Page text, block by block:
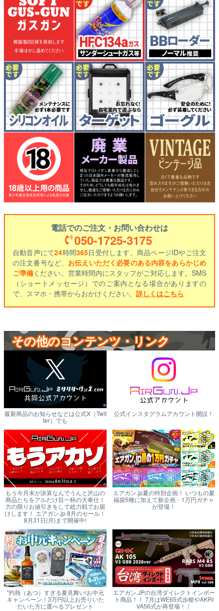
電話でのご注文・お問い合わせは
050-1725-3175
自動音声にて24時間365日受付します。商品ページIDやご注文
の注文番号など、 お伝えいただく必要のある内容をあらかじめ
ご準備ください。営業時間内にスタッフがご対応します。SMS
（ショートメッセージ）でのご案内となる場合がありますの
で、スマホ・携帯からおかけください。 詳しくはこちら
その他のコンテンツ・リンク
最新商品のお知らせなどは公式X（Twit
ter）でも
公式インスタグラムアカウント開設！
もう今月末が決算なんでうんと沢山の
商品たちをアルだけ目一杯の大奉仕！
力の限りお値引きをして総力戦でお届
けします！ エアガン.jp 8月のセール！
8月31日(月)まで開催中!
エアガン.jp夏の特別企画！ いつもの夏
福袋5種に加えて新企画・1万円ガチャ
が登場！
"灼熱（あつ）すぎる夏見舞い!お中元
キャンペーン！3万円以上お売りいた
だいた方に選べるプレゼント
エアガン.JPの台湾ダイレクトインポー
ト商品！！ 7月はWE65式歩槍やAKRI
VA56式が再登場！！